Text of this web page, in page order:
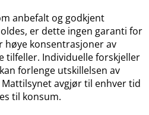
anbefalt og godkjent
er dette ingen garanti for
høye konsentrasjoner av
tilfeller. Individuelle forskjeller
forlenge utskillelsen av
avgjør til enhver tid
til konsum.